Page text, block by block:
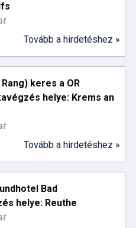
Tovább a hirdetéshez »
keres a OR
helye: Krems an
Tovább a hirdetéshez »
Bad
helye: Reuthe